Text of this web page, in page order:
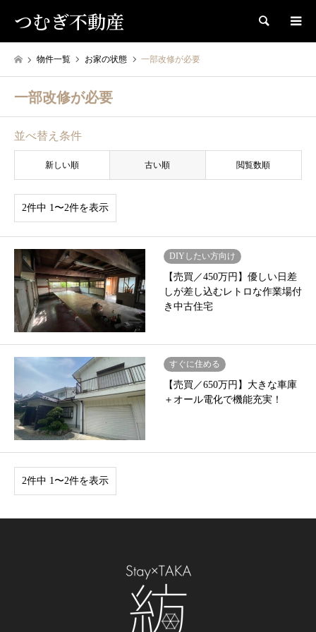
つむぎ不動産 検索
物件一覧 お家の状態 一部改修が必要
一部改修が必要
並べ替え条件
新しい順 古い順 閲覧数順
2件中 1〜2件を表示
DIYしたい方向け
【売買／450万円】優しい日差
しが差し込むレトロな作業場付
き中古住宅
すぐに住める
【売買／650万円】大きな車庫
＋オール電化で機能充実！
2件中 1〜2件を表示